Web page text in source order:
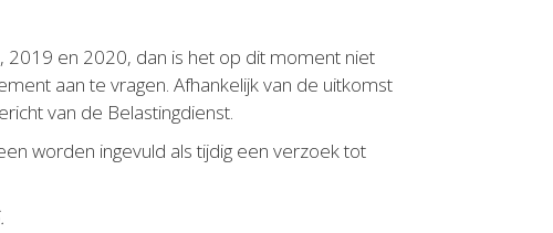
2019 en 2020, dan is het op dit moment niet
aan te vragen. Afhankelijk van de uitkomst
van de Belastingdienst.
worden ingevuld als tijdig een verzoek tot